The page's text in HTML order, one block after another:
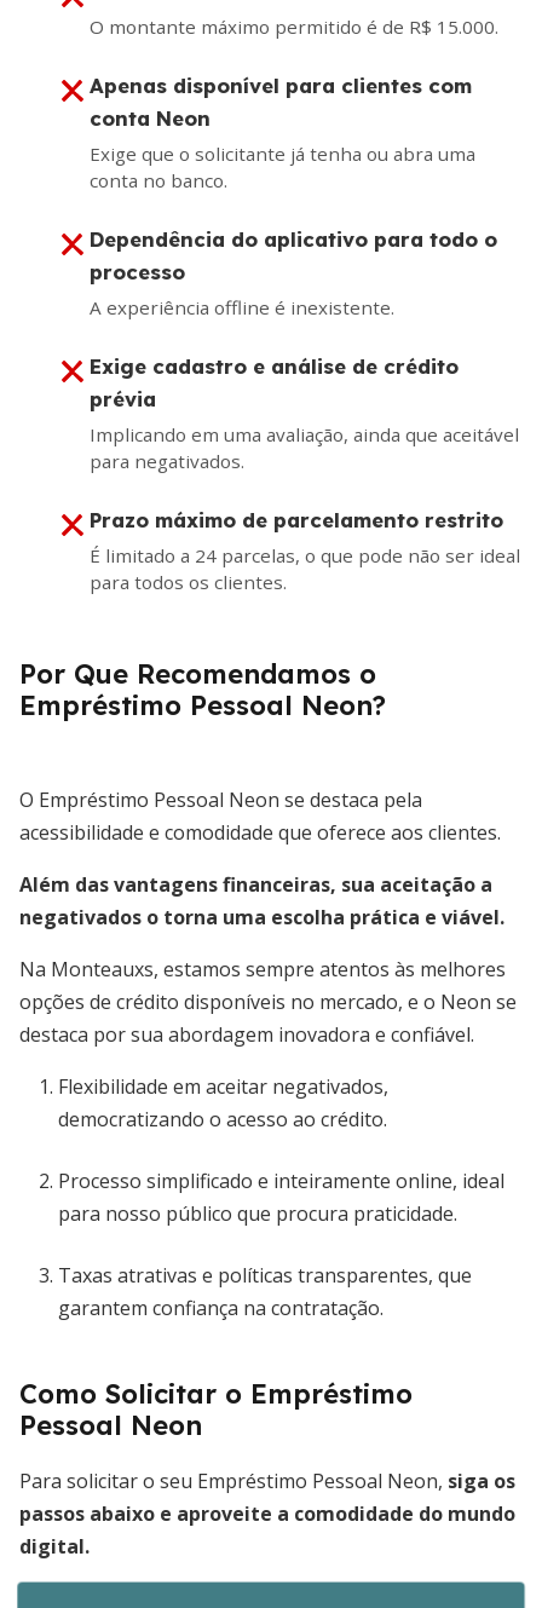
O montante máximo permitido é de R$ 15.000.
Apenas disponível para clientes com
conta Neon
Exige que o solicitante já tenha ou abra uma
conta no banco.
Dependência do aplicativo para todo o
processo
A experiência offline é inexistente.
Exige cadastro e análise de crédito
prévia
Implicando em uma avaliação, ainda que aceitável
para negativados.
Prazo máximo de parcelamento restrito
É limitado a 24 parcelas, o que pode não ser ideal
para todos os clientes.
Por Que Recomendamos o
Empréstimo Pessoal Neon?
O Empréstimo Pessoal Neon se destaca pela
acessibilidade e comodidade que oferece aos clientes.
Além das vantagens financeiras, sua aceitação a
negativados o torna uma escolha prática e viável.
Na Monteauxs, estamos sempre atentos às melhores
opções de crédito disponíveis no mercado, e o Neon se
destaca por sua abordagem inovadora e confiável.
Flexibilidade em aceitar negativados,
democratizando o acesso ao crédito.
Processo simplificado e inteiramente online, ideal
para nosso público que procura praticidade.
Taxas atrativas e políticas transparentes, que
garantem confiança na contratação.
Como Solicitar o Empréstimo
Pessoal Neon
Para solicitar o seu Empréstimo Pessoal Neon, siga os
passos abaixo e aproveite a comodidade do mundo
digital.